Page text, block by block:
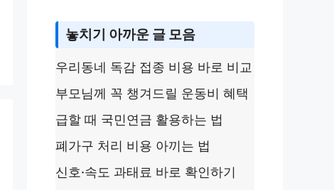
놓치기 아까운 글 모음
우리동네 독감 접종 비용 바로 비교
부모님께 꼭 챙겨드릴 운동비 혜택
급할 때 국민연금 활용하는 법
폐가구 처리 비용 아끼는 법
신호·속도 과태료 바로 확인하기